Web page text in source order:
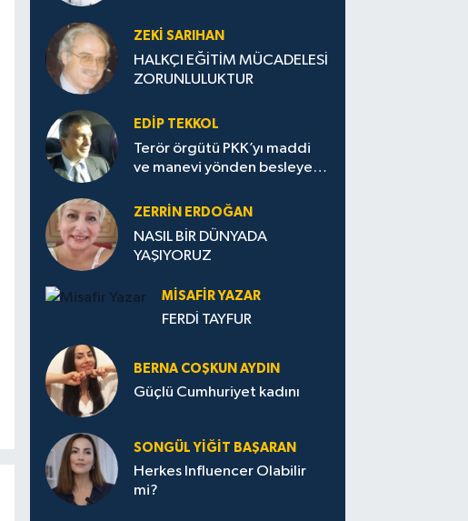
ZEKI SARIHAN
HALKÇI EĞİTİM MÜCADELESİ
ZORUNLULUKTUR
EDIP TEKKOL
Terör örgütü PKK’yı maddi
ve manevi yönden besleyen
ZERRIN ERDOĞAN
NASIL BİR DÜNYADA
YAŞIYORUZ
MISAFIR YAZAR
FERDİ TAYFUR
BERNA COŞKUN AYDIN
Güçlü Cumhuriyet kadını
SONGÜL YIĞIT BAŞARAN
Herkes Influencer Olabilir
mi?